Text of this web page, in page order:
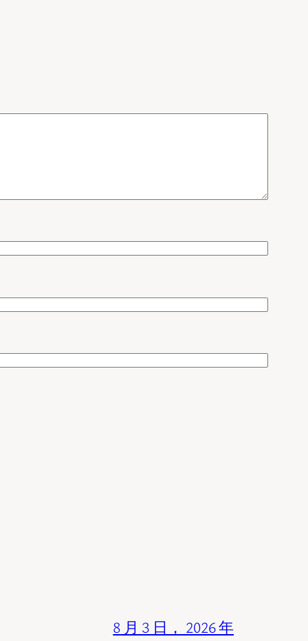
8 月 3 日， 2026 年